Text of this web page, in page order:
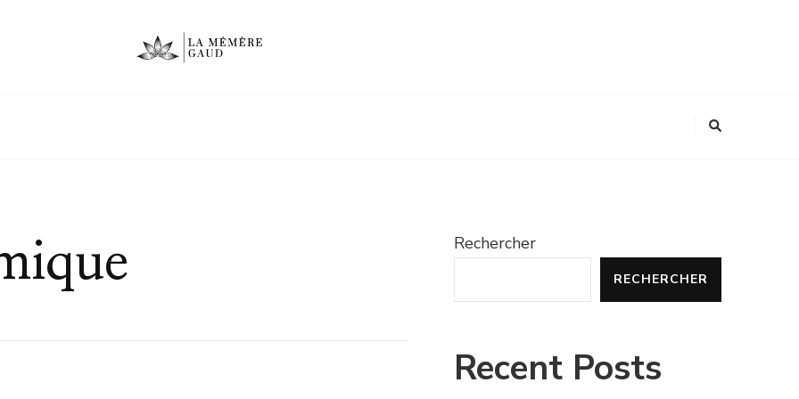
Rechercher
RECHERCHER
Recent Posts